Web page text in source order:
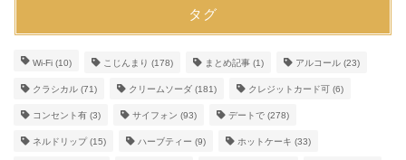
タグ
Wi-Fi (10) こじんまり (178) まとめ記事 (1) アルコール (23)
クラシカル (71) クリームソーダ (181) クレジットカード可 (6)
コンセント有 (3) サイフォン (93) デートで (278)
ネルドリップ(15) ハーブティー (9) ホットケーキ (33)